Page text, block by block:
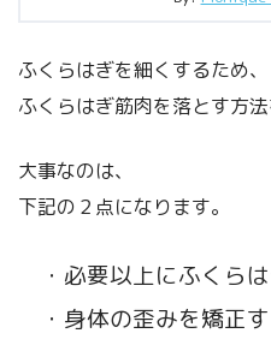
ふくらはぎを細くするため、
ふくらはぎ筋肉を落とす方法
大事なのは、
下記の２点になります。
・必要以上にふくら
・身体の歪みを矯正